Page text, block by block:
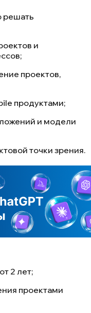
решать
и
проектов,
продуктами;
и модели
точки зрения.
2 лет;
проектами